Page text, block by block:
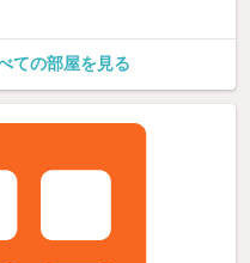
ての部屋を見る